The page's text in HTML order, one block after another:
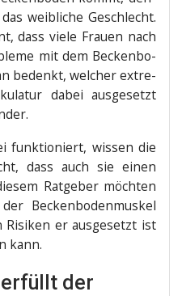
weib­li­che Geschlecht.
dass vie­le Frau­en nach
mit dem Becken­bo­
bedenkt, wel­cher extre­
dabei aus­ge­setzt
funk­tio­niert, wis­sen die
dass auch sie einen
Rat­ge­ber möch­ten
Becken­bo­den­mus­kel
er aus­ge­setzt ist
kann.
erfüllt der